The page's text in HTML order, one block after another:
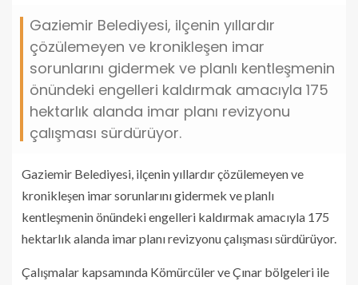
Gaziemir Belediyesi, ilçenin yıllardır
çözülemeyen ve kronikleşen imar
sorunlarını gidermek ve planlı kentleşmenin
önündeki engelleri kaldırmak amacıyla 175
hektarlık alanda imar planı revizyonu
çalışması sürdürüyor.
Gaziemir Belediyesi, ilçenin yıllardır çözülemeyen ve
kronikleşen imar sorunlarını gidermek ve planlı
kentleşmenin önündeki engelleri kaldırmak amacıyla 175
hektarlık alanda imar planı revizyonu çalışması sürdürüyor.
Çalışmalar kapsamında Kömürcüler ve Çınar bölgeleri ile